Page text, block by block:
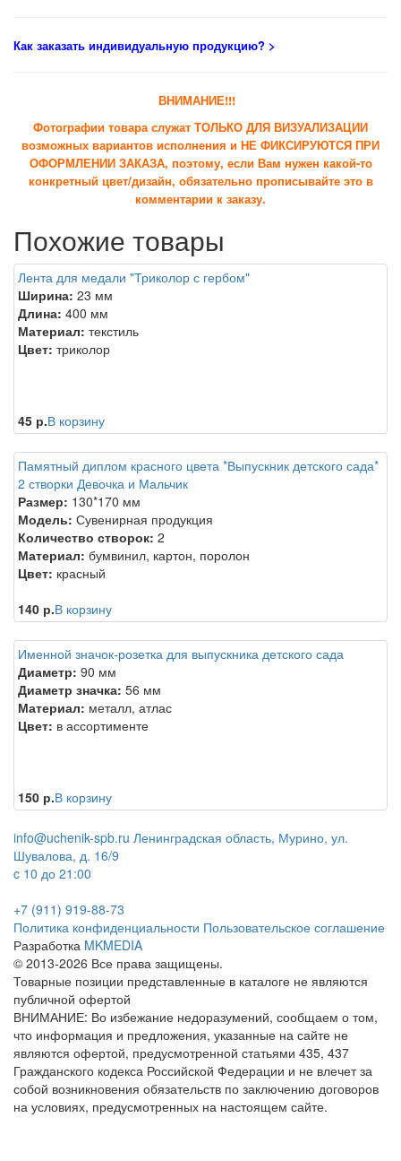
Как заказать индивидуальную продукцию? >
ВНИМАНИЕ!!!
Фотографии товара служат ТОЛЬКО ДЛЯ ВИЗУАЛИЗАЦИИ
возможных вариантов исполнения и НЕ ФИКСИРУЮТСЯ ПРИ
ОФОРМЛЕНИИ ЗАКАЗА, поэтому, если Вам нужен какой-то
конкретный цвет/дизайн, обязательно прописывайте это в
комментарии к заказу.
Похожие товары
Лента для медали "Триколор с гербом"
Ширина: 23 мм
Длина: 400 мм
Материал: текстиль
Цвет: триколор
45 р.В корзину
Памятный диплом красного цвета *Выпускник детского сада*
2 створки Девочка и Мальчик
Размер: 130*170 мм
Модель: Сувенирная продукция
Количество створок: 2
Материал: бумвинил, картон, поролон
Цвет: красный
140 р.В корзину
Именной значок-розетка для выпускника детского сада
Диаметр: 90 мм
Диаметр значка: 56 мм
Материал: металл, атлас
Цвет: в ассортименте
150 р.В корзину
info@uchenik-spb.ru Ленинградская область, Мурино, ул.
Шувалова, д. 16/9
c 10 до 21:00
+7 (911) 919-88-73
Политика конфиденциальности Пользовательское соглашение
Разработка MKMEDIA
© 2013-2026 Все права защищены.
Товарные позиции представленные в каталоге не являются
публичной офертой
ВНИМАНИЕ: Во избежание недоразумений, сообщаем о том,
что информация и предложения, указанные на сайте не
являются офертой, предусмотренной статьями 435, 437
Гражданского кодекса Российской Федерации и не влечет за
собой возникновения обязательств по заключению договоров
на условиях, предусмотренных на настоящем сайте.